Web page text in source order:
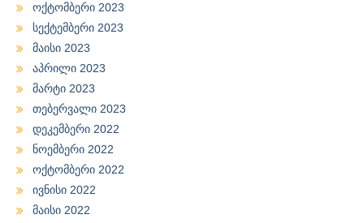
ოქტომბერი 2023
სექტემბერი 2023
მაისი 2023
აპრილი 2023
მარტი 2023
თებერვალი 2023
დეკემბერი 2022
ნოემბერი 2022
ოქტომბერი 2022
ივნისი 2022
მაისი 2022